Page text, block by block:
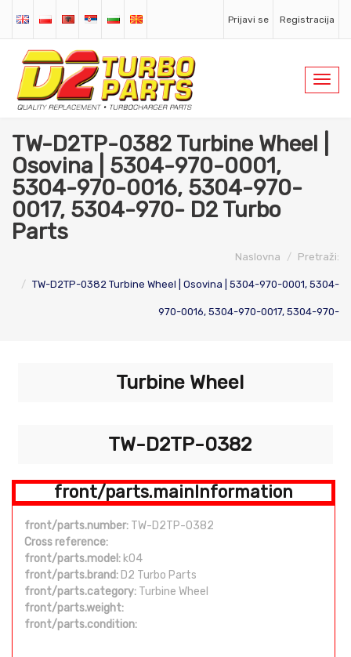
Prijavi se Registracija
TW-D2TP-0382 Turbine Wheel |
Osovina | 5304-970-0001,
5304-970-0016, 5304-970-
0017, 5304-970- D2 Turbo
Parts
Naslovna Pretraži:
TW-D2TP-0382 Turbine Wheel | Osovina | 5304-970-0001, 5304-
970-0016, 5304-970-0017, 5304-970-
Turbine Wheel
TW-D2TP-0382
front/parts.mainInformation
front/parts.number: TW-D2TP-0382
Cross reference:
front/parts.model: k04
front/parts.brand: D2 Turbo Parts
front/parts.category: Turbine Wheel
front/parts.weight:
front/parts.condition: